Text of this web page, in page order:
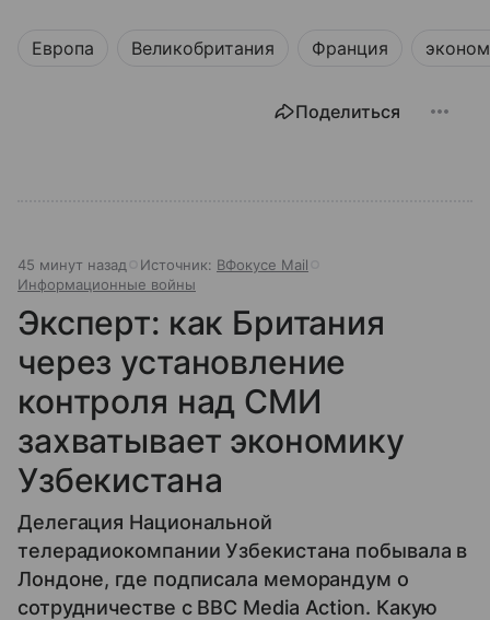
Европа Великобритания Франция
Поделиться
45 минут назад Источник: ВФокусе Mail
Информационные войны
Эксперт: как Британия
через установление
контроля над СМИ
захватывает экономику
Узбекистана
Делегация Национальной
телерадиокомпании Узбекистана побывала в
Лондоне, где подписала меморандум о
сотрудничестве с BBC Media Action. Какую